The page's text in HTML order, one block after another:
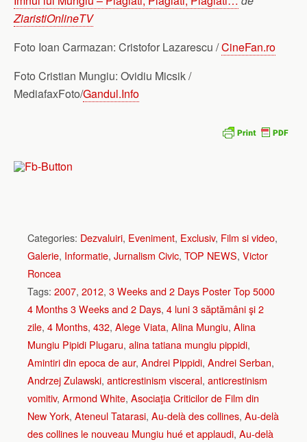
ZiaristiOnlineTV
Foto Ioan Carmazan: Cristofor Lazarescu /CineFan.ro
Foto Cristian Mungiu: Ovidiu Micsik /
MediafaxFoto/Gandul.Info
Categories: Dezvaluiri, Eveniment, Exclusiv, Film si video,
Galerie, Informatie, Jurnalism Civic, TOP NEWS, Victor
Roncea
Tags: 2007, 2012, 3 Weeks and 2 Days Poster Top 5000
4 Months 3 Weeks and 2 Days, 4 luni 3 săptămâni şi 2
zile, 4 Months, 432, Alege Viata, Alina Mungiu, Alina
Mungiu Pipidi Plugaru, alina tatiana mungiu pippidi,
Amintiri din epoca de aur, Andrei Pippidi, Andrei Serban,
Andrzej Zulawski, anticrestinism visceral, anticrestinism
vomitiv, Armond White, Asociaţia Criticilor de Film din
New York, Ateneul Tatarasi, Au-delà des collines, Au-delà
des collines le nouveau Mungiu hué et applaudi, Au-delà